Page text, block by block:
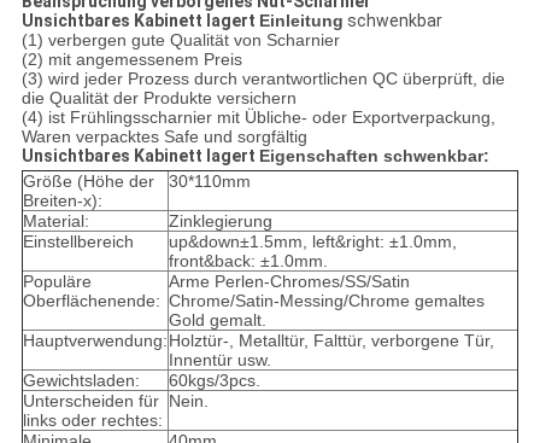
Unsichtbares Kabinett lagert Einleitung schwenkbar
(1) verbergen gute Qualität von Scharnier
(2) mit angemessenem Preis
(3) wird jeder Prozess durch verantwortlichen QC überprüft, die
die Qualität der Produkte versichern
(4) ist Frühlingsscharnier mit Übliche- oder Exportverpackung,
Waren verpacktes Safe und sorgfältig
Unsichtbares Kabinett lagert Eigenschaften schwenkbar:
Größe (Höhe der
Breiten-x):
30*110mm
Material:
Zinklegierung
Einstellbereich
up&down±1.5mm, left&right: ±1.0mm,
front&back: ±1.0mm.
Populäre
Oberflächenende:
Arme Perlen-Chromes/SS/Satin
Chrome/Satin-Messing/Chrome gemaltes
Gold gemalt.
Hauptverwendung:Holztür-, Metalltür, Falttür, verborgene Tür,
Innentür usw.
Gewichtsladen:
60kgs/3pcs.
Unterscheiden für
links oder rechtes:
Nein.